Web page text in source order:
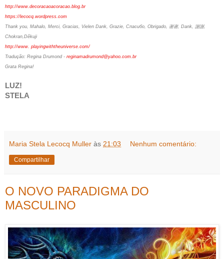
http://www.decoracaoacoracao.blog.br
https://lecocq.wordpress.com
Thank you, Mahalo, Merci, Gracias, Vielen Dank, Grazie, Спасибо, Obrigado, 谢谢, Dank, 謝謝,
Chokran,Děkuji
http://www. playingwiththeuniverse.com/
Tradução: Regina Drumond - reginamadrumond@yahoo.com.br
Grata Regina!
LUZ!
STELA
Maria Stela Lecocq Muller às 21:03 Nenhum comentário:
Compartilhar
O NOVO PARADIGMA DO
MASCULINO